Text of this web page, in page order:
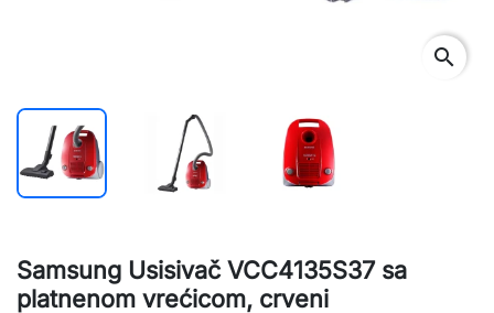
search
Samsung Usisivač VCC4135S37 sa
platnenom vrećicom, crveni